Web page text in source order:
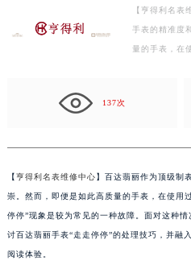
【亨得利名表
手表的精准度
量的手表，在
137次
【亨得利名表维修中心】百达翡丽作为顶级制
崇。然而，即便是如此高质量的手表，在使用
停停”现象是较为常见的一种故障。面对这种
讨百达翡丽手表“走走停停”的处理技巧，并融
阅读体验。